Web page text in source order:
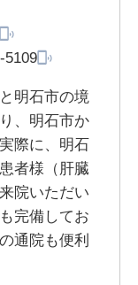
5109
明石市の境
、明石市か
際に、明石
者様（肝臓
院いただい
完備してお
通院も便利